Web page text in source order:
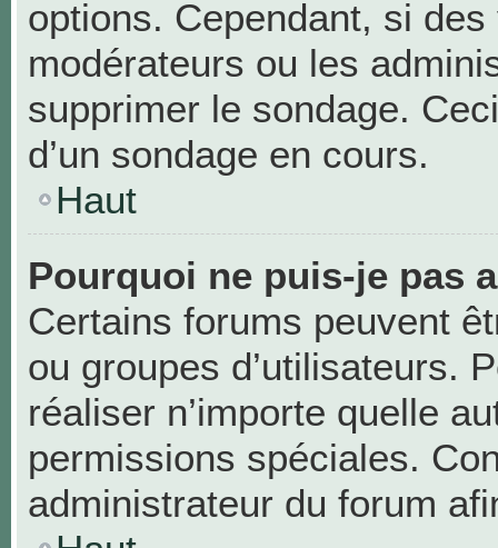
options. Cependant, si
modérateurs ou les
supprimer le sondage.
d’un sondage en cours.
Haut
Pourquoi ne puis-je pas
Certains forums peuvent
ou groupes d’utilisateurs.
réaliser n’importe quelle
permissions spéciales.
administrateur du forum